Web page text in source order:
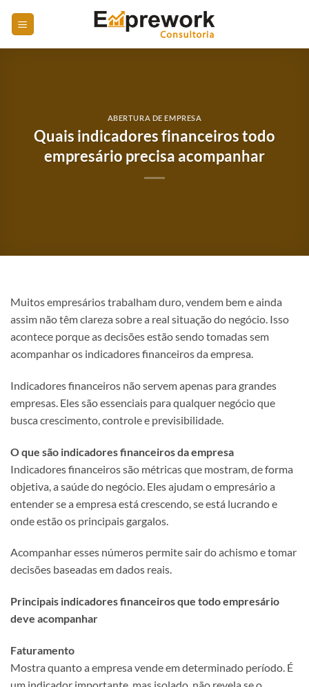
ABERTURA DE EMPRESA
Quais indicadores financeiros todo
empresário precisa acompanhar
Muitos empresários trabalham duro, vendem bem e ainda
assim não têm clareza sobre a real situação do negócio. Isso
acontece porque as decisões estão sendo tomadas sem
acompanhar os indicadores financeiros da empresa.
Indicadores financeiros não servem apenas para grandes
empresas. Eles são essenciais para qualquer negócio que
busca crescimento, controle e previsibilidade.
O que são indicadores financeiros da empresa
Indicadores financeiros são métricas que mostram, de forma
objetiva, a saúde do negócio. Eles ajudam o empresário a
entender se a empresa está crescendo, se está lucrando e
onde estão os principais gargalos.
Acompanhar esses números permite sair do achismo e tomar
decisões baseadas em dados reais.
Principais indicadores financeiros que todo empresário
deve acompanhar
Faturamento
Mostra quanto a empresa vende em determinado período. É